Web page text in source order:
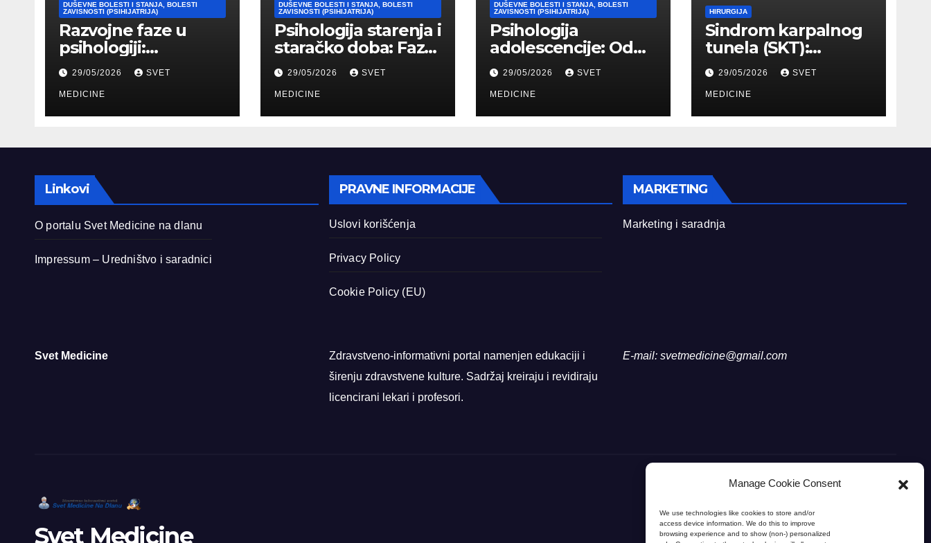
Manage Cookie Consent
We use technologies like cookies to store and/or
access device information. We do this to improve
browsing experience and to show (non-) personalized
DUŠEVNE BOLESTI I STANJA, BOLESTI
ZAVISNOSTI (PSIHIJATRIJA)
Razvojne faze u
psihologiji:
Kognitivni,
emocionalni i
moralni razvoj
čoveka
29/05/2026 SVET
MEDICINE
DUŠEVNE BOLESTI I STANJA, BOLESTI
ZAVISNOSTI (PSIHIJATRIJA)
Psihologija starenja i
staračko doba: Faze,
psihičke promene i
tipovi
prilagođavanja
29/05/2026 SVET
MEDICINE
DUŠEVNE BOLESTI I STANJA, BOLESTI
ZAVISNOSTI (PSIHIJATRIJA)
Psihologija
adolescencije: Od
“bura i oluja” do
formiranja stabilnog
identiteta
29/05/2026 SVET
MEDICINE
HIRURGIJA
Sindrom karpalnog
tunela (SKT):
Simptomi, EMNG
dijagnostika i
lečenje
29/05/2026 SVET
MEDICINE
Linkovi
O portalu Svet Medicine na dlanu
Impressum – Uredništvo i saradnici
PRAVNE INFORMACIJE
Uslovi korišćenja
Privacy Policy
Cookie Policy (EU)
MARKETING
Marketing i saradnja
Svet Medicine
Zdravstveno-informativni portal namenjen edukaciji i
širenju zdravstvene kulture. Sadržaj kreiraju i revidiraju
licencirani lekari i profesori.
E-mail: svetmedicine@gmail.com
Svet Medicine